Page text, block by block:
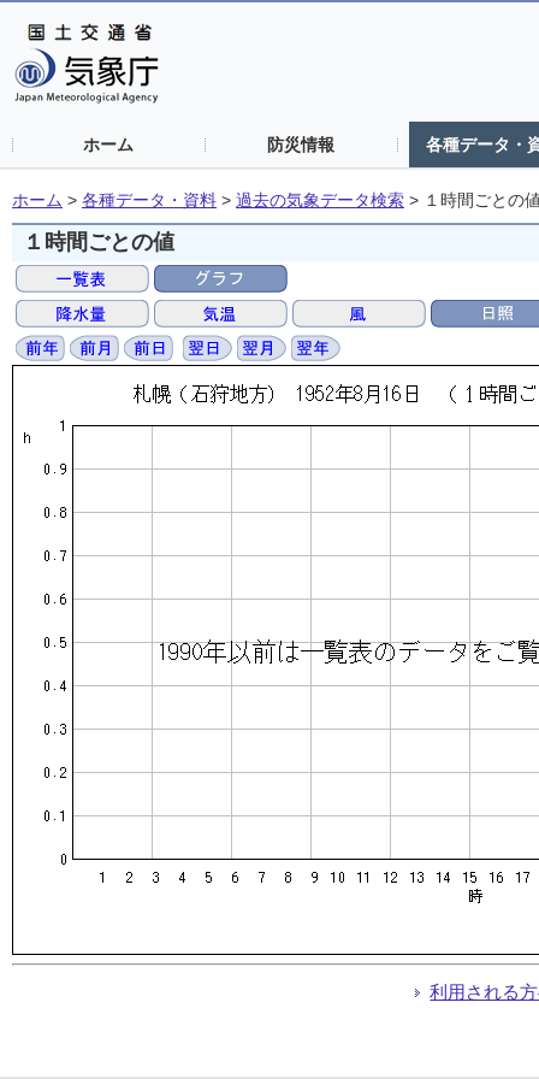
ホーム 防災情報 各種データ・
ホーム > 各種データ・資料 > 過去の気象データ検索 > １時間ごとの
１時間ごとの値
利用される